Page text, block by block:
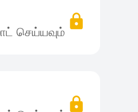
செய்யவும்